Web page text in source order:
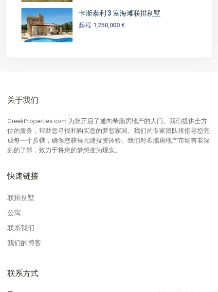
卡斯泰利 3 室海滩联排别墅
起程 1,250,000 €
关于我们
GreekProperties.com 为您开启了通向希腊房地产的大门。我们提供全方
位的服务，帮助您寻找和购买您的梦想家园。我们的专家团队将指导您完
成每一个步骤，确保您获得无缝投资体验。我们对希腊房地产市场有着深
刻的了解，致力于将您的梦想变为现实。
快速链接
联排别墅
公寓
联系我们
我们的博客
联系方式